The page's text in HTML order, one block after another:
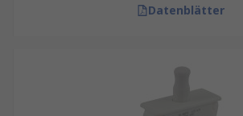
Datenblätter